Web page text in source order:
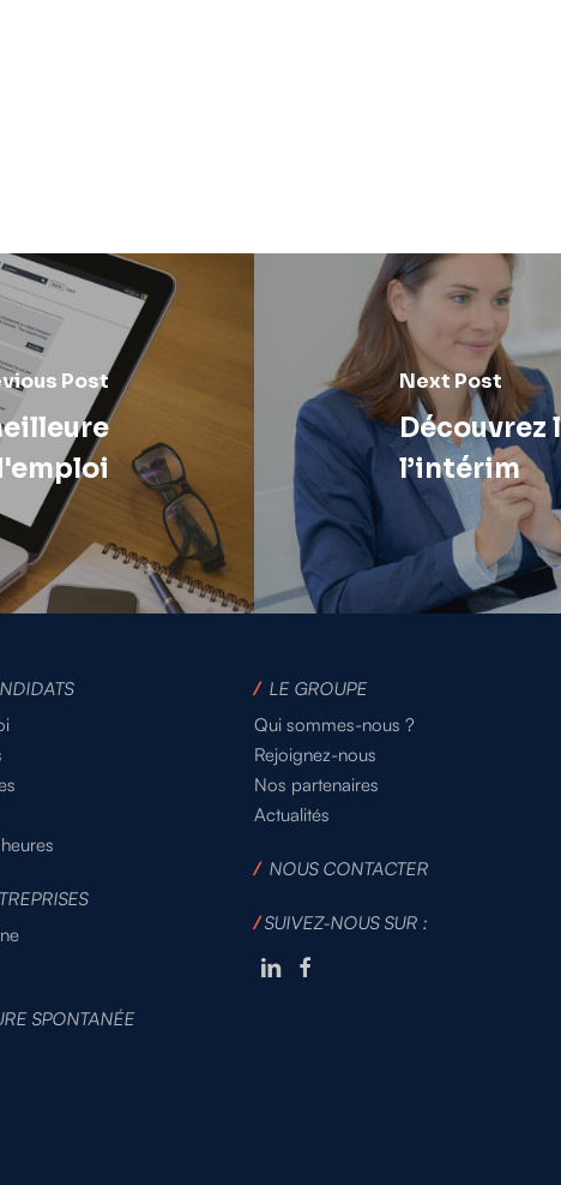
Post Next Post
Découvrez
l’intérim
SPONTANÉE
/ LE GROUPE
Qui sommes-nous ?
Rejoignez-nous
Nos partenaires
Actualités
/NOUS CONTACTER
/SUIVEZ-NOUS SUR :